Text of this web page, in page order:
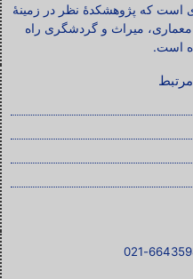
است که پژوهشکدۀ نظر در زمینۀ
معماری، میراث و گردشگری راه
است.